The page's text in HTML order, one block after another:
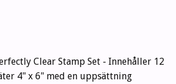
Clear Stamp Set - Innehåller 12
4" x 6" med en uppsättning